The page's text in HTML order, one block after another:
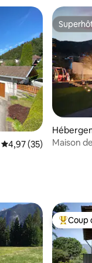
Évaluation moyenne
4,97 (35)
Maison
Coups
Coup